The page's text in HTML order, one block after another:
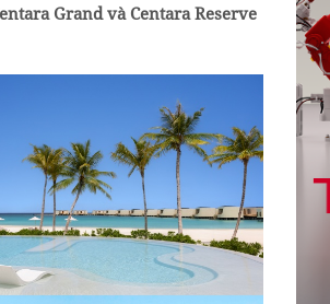
Grand và Centara Reserve